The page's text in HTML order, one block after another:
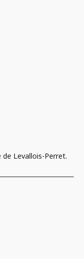
de Levallois-Perret.